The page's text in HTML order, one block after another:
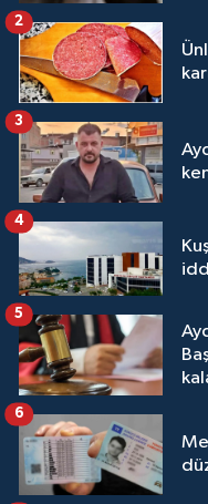
2
3
4
5
6